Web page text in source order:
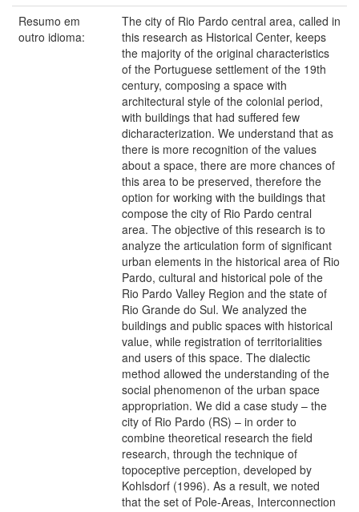
Resumo em
outro idioma:
The city of Rio Pardo central area, called in
this research as Historical Center, keeps
the majority of the original characteristics
of the Portuguese settlement of the 19th
century, composing a space with
architectural style of the colonial period,
with buildings that had suffered few
dicharacterization. We understand that as
there is more recognition of the values
about a space, there are more chances of
this area to be preserved, therefore the
option for working with the buildings that
compose the city of Rio Pardo central
area. The objective of this research is to
analyze the articulation form of significant
urban elements in the historical area of Rio
Pardo, cultural and historical pole of the
Rio Pardo Valley Region and the state of
Rio Grande do Sul. We analyzed the
buildings and public spaces with historical
value, while registration of territorialities
and users of this space. The dialectic
method allowed the understanding of the
social phenomenon of the urban space
appropriation. We did a case study – the
city of Rio Pardo (RS) – in order to
combine theoretical research the field
research, through the technique of
topoceptive perception, developed by
Kohlsdorf (1996). As a result, we noted
that the set of Pole-Areas, Interconnection